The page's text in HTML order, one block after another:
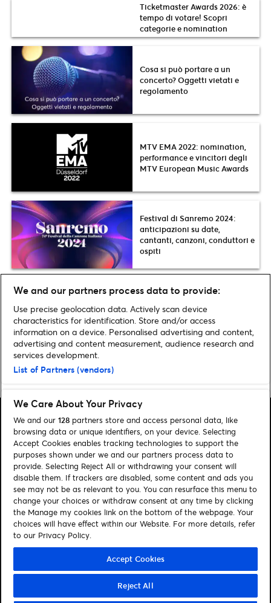
Ticketmaster Awards 2026: è
tempo di votare! Scopri
categorie e nomination
Cosa si può portare a un
concerto? Oggetti vietati e
regolamento
MTV EMA 2022: nomination,
performance e vincitori degli
MTV European Music Awards
Festival di Sanremo 2024:
anticipazioni su date,
cantanti, canzoni, conduttori e
ospiti
Ticketmaster Awards 2024:
vota i migliori cantanti,
concerti ed eventi dell’anno
votazioni! Regolamento, nomination e come votare
Cerca
Gestione dei cookies
Informativa Privacy Contattaci
Seguici su:
Visit Facebook (opens in a new window)
Visit Instagram (opens in a new window)
Visit Youtube (opens in a new window)
Visit Spotify (opens in a new window)
Visit Tiktok (opens in a new
Visit LinkedIn (opens in a
© Ticketmaster 2026
We and our partners process data to provide:
Use precise geolocation data. Actively scan device
characteristics for identification. Store and/or access
information on a device. Personalised advertising and content,
advertising and content measurement, audience research and
services development.
List of Partners (vendors)
We Care About Your Privacy
We and our 128 partners store and access personal data, like
browsing data or unique identifiers, on your device. Selecting
Accept Cookies enables tracking technologies to support the
purposes shown under we and our partners process data to
provide. Selecting Reject All or withdrawing your consent will
disable them. If trackers are disabled, some content and ads you
see may not be as relevant to you. You can resurface this menu to
change your choices or withdraw consent at any time by clicking
the Manage my cookies link on the bottom of the webpage. Your
choices will have effect within our Website. For more details, refer
to our Privacy Policy.
Accept Cookies
Reject All